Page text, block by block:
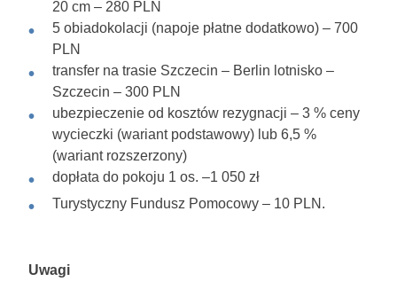
20 cm – 280 PLN
5 obiadokolacji (napoje płatne dodatkowo) – 700
PLN
transfer na trasie Szczecin – Berlin lotnisko –
Szczecin – 300 PLN
ubezpieczenie od kosztów rezygnacji – 3 % ceny
wycieczki (wariant podstawowy) lub 6,5 %
(wariant rozszerzony)
dopłata do pokoju 1 os. –1 050 zł
Turystyczny Fundusz Pomocowy – 10 PLN.
Uwagi